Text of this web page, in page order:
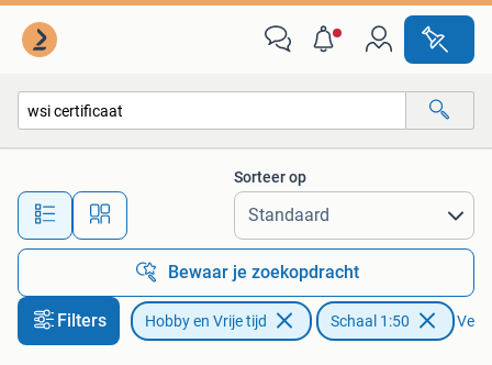
Alle afstanden…
Sorteer op
Bewaar je zoekopdracht
Filters Hobby en Vrije tijd Schaal 1:50